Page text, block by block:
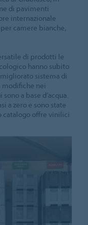
di pavimenti
internazionale
camere bianche,
di prodotti le
hanno subito
sistema di
modifiche nei
a base d’acqua.
a zero e sono state
catalogo offre vinilici